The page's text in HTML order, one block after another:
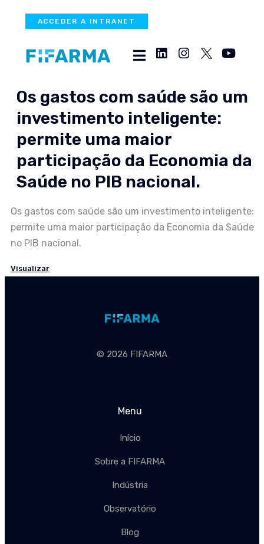
ACCEDER A INTRANET
Os gastos com saúde são um
investimento inteligente:
permite uma maior
participação da Economia da
Saúde no PIB nacional.
Os gastos com saúde são um investimento inteligente:
permite uma maior participação da Economia da Saúde
no PIB nacional.
Visualizar
© 2026 FIFARMA
Menu
Início
Sobre a FIFARMA
Indústria
Observatório
Blog